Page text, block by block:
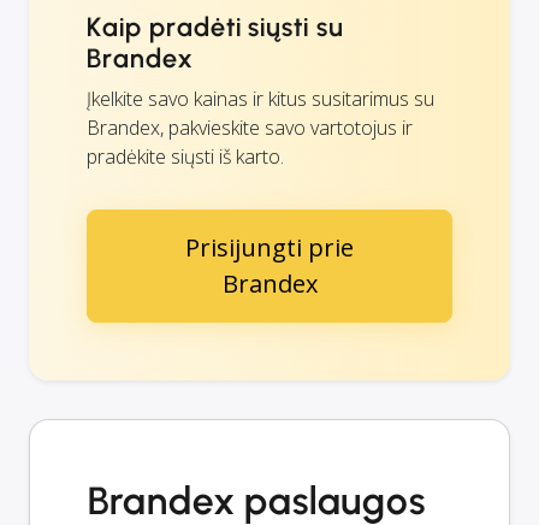
Kaip pradėti siųsti su
Brandex
Įkelkite savo kainas ir kitus susitarimus su
Brandex, pakvieskite savo vartotojus ir
pradėkite siųsti iš karto.
Prisijungti prie
Brandex
Brandex paslaugos